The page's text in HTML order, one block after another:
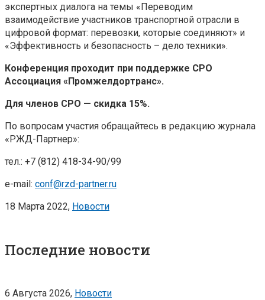
экспертных диалога на темы «Переводим
взаимодействие участников транспортной отрасли в
цифровой формат: перевозки, которые соединяют» и
«Эффективность и безопасность – дело техники».
Конференция проходит при поддержке СРО
Ассоциация «Промжелдортранс».
Для членов СРО — скидка 15%.
По вопросам участия обращайтесь в редакцию журнала
«РЖД-Партнер»:
тел.: +7 (812) 418-34-90/99
e-mail: conf@rzd-partner.ru
18 Марта 2022, Новости
Последние новости
6 Августа 2026, Новости